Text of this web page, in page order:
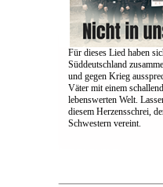
Für dieses Lied haben
Süddeutschland
und gegen Krieg
Väter mit einem
lebenswerten Welt.
diesem Herzensschrei,
Schwestern vereint.